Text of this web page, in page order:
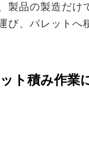
製品の製造だけ
び、パレットへ
ト積み作業